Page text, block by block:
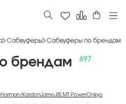
Сабвуферы Сабвуферы по брендам
брендам
Harman/KardonJamoJBLMT-PowerOnkyo